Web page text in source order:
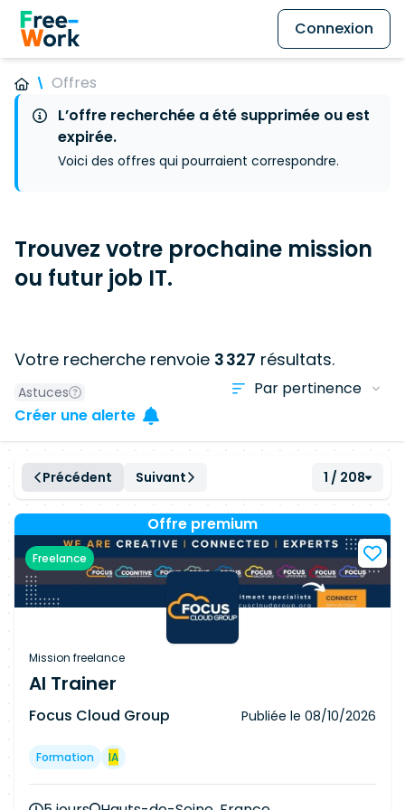
Connexion
Offres
L’offre recherchée a été supprimée ou est
expirée.
Voici des offres qui pourraient correspondre.
Trouvez votre prochaine mission
ou futur job IT.
Votre recherche renvoie 3 327 résultats.
Astuces
Créer une alerte
Précédent Suivant 1 / 208
Offre premium
Freelance
Mission freelance
AI Trainer
Focus Cloud Group Publiée le 08/10/2026
Formation IA